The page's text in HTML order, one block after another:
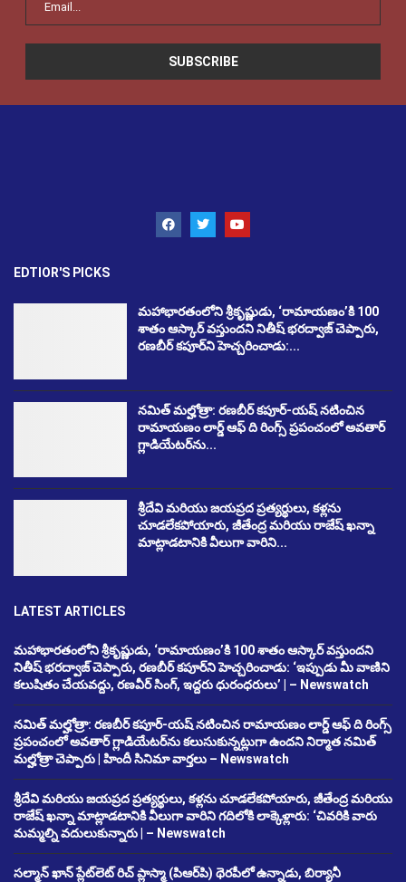
EDTIOR'S PICKS
మహాభారతంలోని శ్రీకృష్ణుడు, ‘రామాయణం’కి 100
శాతం ఆస్కార్ వస్తుందని నితీష్ భరద్వాజ్ చెప్పారు,
రణబీర్ కపూర్‌ని హెచ్చరించాడు:...
నమిత్ మల్హోత్రా: రణబీర్ కపూర్-యష్ నటించిన
రామాయణం లార్డ్ ఆఫ్ ది రింగ్స్ ప్రపంచంలో అవతార్
గ్లాడియేటర్‌ను...
శ్రీదేవి మరియు జయప్రద ప్రత్యర్థులు, కళ్లను
చూడలేకపోయారు, జీతేంద్ర మరియు రాజేష్ ఖన్నా
మాట్లాడటానికి వీలుగా వారిని...
LATEST ARTICLES
మహాభారతంలోని శ్రీకృష్ణుడు, ‘రామాయణం’కి 100 శాతం ఆస్కార్ వస్తుందని
నితీష్ భరద్వాజ్ చెప్పారు, రణబీర్ కపూర్‌ని హెచ్చరించాడు: ‘ఇప్పుడు మీ వాణిని
కలుషితం చేయవద్దు, రణవీర్ సింగ్, ఇద్దరు ధురంధరులు’ | – Newswatch
నమిత్ మల్హోత్రా: రణబీర్ కపూర్-యష్ నటించిన రామాయణం లార్డ్ ఆఫ్ ది రింగ్స్
ప్రపంచంలో అవతార్ గ్లాడియేటర్‌ను కలుసుకున్నట్లుగా ఉందని నిర్మాత నమిత్
మల్హోత్రా చెప్పారు | హిందీ సినిమా వార్తలు – Newswatch
శ్రీదేవి మరియు జయప్రద ప్రత్యర్థులు, కళ్లను చూడలేకపోయారు, జీతేంద్ర మరియు
రాజేష్ ఖన్నా మాట్లాడటానికి వీలుగా వారిని గదిలోకి లాక్కెళ్లారు: ‘చివరికి వారు
మమ్మల్ని వదులుకున్నారు | – Newswatch
సల్మాన్ ఖాన్ ప్లేట్‌లెట్ రిచ్ ప్లాస్మా (పిఆర్‌పి) థెరపీలో ఉన్నాడు, బిర్యానీ